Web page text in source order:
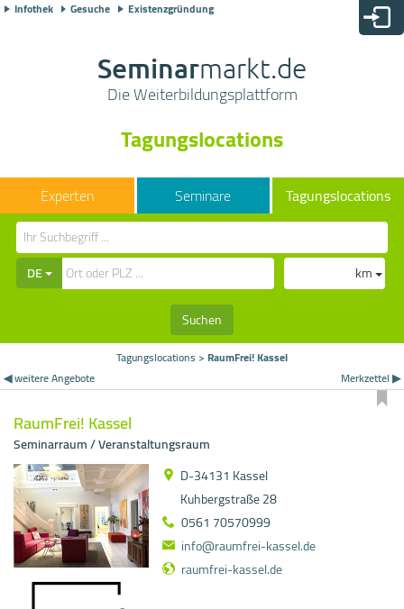
Infothek Gesuche Existenzgründung
Seminarmarkt.de
Die Weiterbildungsplattform
Tagungslocations
Seminare Tagungslocations
DE
km
Suchen
Tagungslocations > RaumFrei! Kassel
◀ weitere Angebote
Merkzettel ▶
RaumFrei! Kassel
Seminarraum / Veranstaltungsraum
D-34131 Kassel
Kuhbergstraße 28
0561 70570999
info@raumfrei-kassel.de
raumfrei-kassel.de